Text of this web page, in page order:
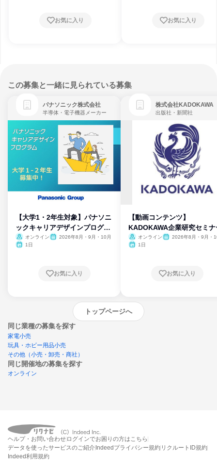
お気に入り お気に入り
この募集と一緒に見られている募集
パナソニック株式会社
半導体・電子機器メーカー
【大学1・2年生対象】パナソニ
ックキャリアデザインプログラ
ム
オンライン
2026年8月・9月・10月
1日
お気に入り
株式会社KADOKAWA
出版社・新聞社
【動画コンテンツ】
KADOKAWA企業研究セミナ
オンライン
2026年8月・9月・
1日
お気に入り
トップページへ
同じ業種の募集を探す
家電小売
玩具・ホビー用品小売
その他（小売・卸売・商社）
同じ開催地の募集を探す
オンライン
エントリーするとプログラムの詳細案内を
受け取れるようになります
ヘルプ・お問い合わせ ログインでお困りの方はこちら
データを使ったサービスのご紹介 Indeedプライバシー規約 リクルートID規約
Indeed利用規約